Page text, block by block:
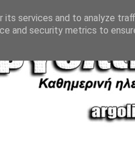
services and to analyze
and security metrics to